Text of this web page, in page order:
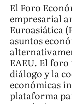
El Foro
empresarial
Euroasiática
asuntos
EAEU. El
diálogo y la
económicas
plataforma